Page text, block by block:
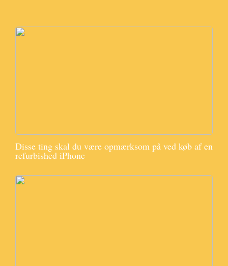
Disse ting skal du være opmærksom på ved køb af en
refurbished iPhone